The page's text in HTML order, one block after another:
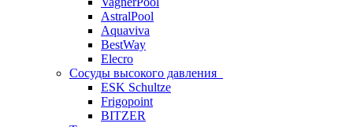
AstralPool
Aquaviva
BestWay
Elecro
Сосуды высокого давления
ESK Schultze
Frigopoint
BITZER